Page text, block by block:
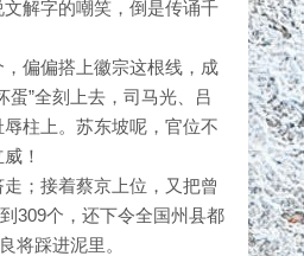
解字的嘲笑，倒是传诵千
偏偏搭上徽宗这根线，成
”全刻上去，司马光、吕
柱上。苏东坡呢，官位不
！
；接着蔡京上位，又把曾
309个，还下令全国州县都
将踩进泥里。